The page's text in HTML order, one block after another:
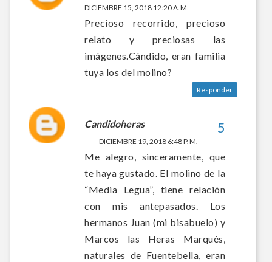
DICIEMBRE 15, 2018 12:20 A. M.
Precioso recorrido, precioso
relato y preciosas las
imágenes.Cándido, eran familia
tuya los del molino?
Responder
Candidoheras
DICIEMBRE 19, 2018 6:48 P. M.
Me alegro, sinceramente, que
te haya gustado. El molino de la
“Media Legua”, tiene relación
con mis antepasados. Los
hermanos Juan (mi bisabuelo) y
Marcos las Heras Marqués,
naturales de Fuentebella, eran